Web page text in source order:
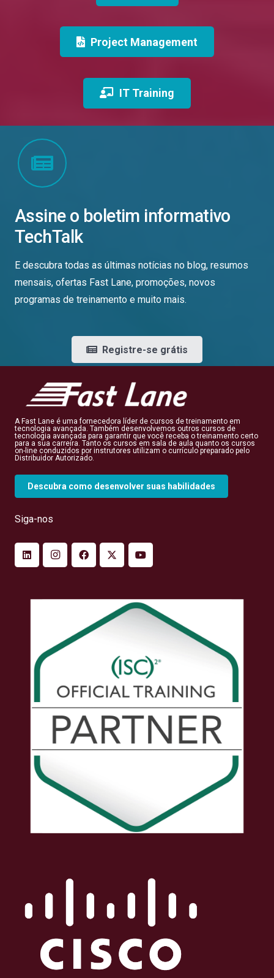
Project Management
IT Training
Assine o boletim informativo
TechTalk
E descubra todas as últimas notícias no blog, resumos
mensais, ofertas Fast Lane, promoções, novos
programas de treinamento e muito mais.
Registre-se grátis
A Fast Lane é uma fornecedora líder de cursos de treinamento em
tecnologia avançada. Também desenvolvemos outros cursos de
tecnologia avançada para garantir que você receba o treinamento certo
para a sua carreira. Tanto os cursos em sala de aula quanto os cursos
on-line conduzidos por instrutores utilizam o currículo preparado pelo
Distribuidor Autorizado.
Descubra como desenvolver suas habilidades
Siga-nos